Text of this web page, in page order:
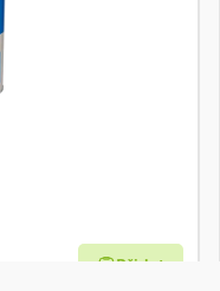
Přidat